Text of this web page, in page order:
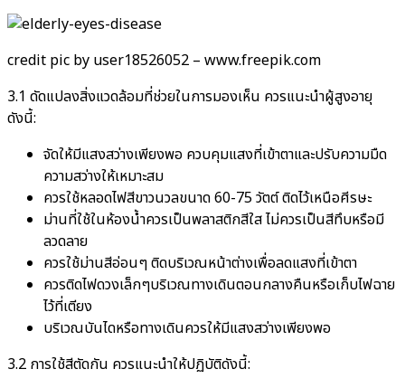
credit pic by user18526052 – www.freepik.com
3.1 ดัดแปลงสิ่งแวดล้อมที่ช่วยในการมองเห็น ควรแนะนำผู้สูงอายุ
ดังนี้:
จัดให้มีแสงสว่างเพียงพอ ควบคุมแสงที่เข้าตาและปรับความมืด
ความสว่างให้เหมาะสม
ควรใช้หลอดไฟสีขาวนวลขนาด 60-75 วัตต์ ติดไว้เหนือศีรษะ
ม่านที่ใช้ในห้องน้ำควรเป็นพลาสติกสีใส ไม่ควรเป็นสีทึบหรือมี
ลวดลาย
ควรใช้ม่านสีอ่อนๆ ติดบริเวณหน้าต่างเพื่อลดแสงที่เข้าตา
ควรติดไฟดวงเล็กๆบริเวณทางเดินตอนกลางคืนหรือเก็บไฟฉาย
ไว้ที่เตียง
บริเวณบันไดหรือทางเดินควรให้มีแสงสว่างเพียงพอ
3.2 การใช้สีตัดกัน ควรแนะนำให้ปฏิบัติดังนี้: